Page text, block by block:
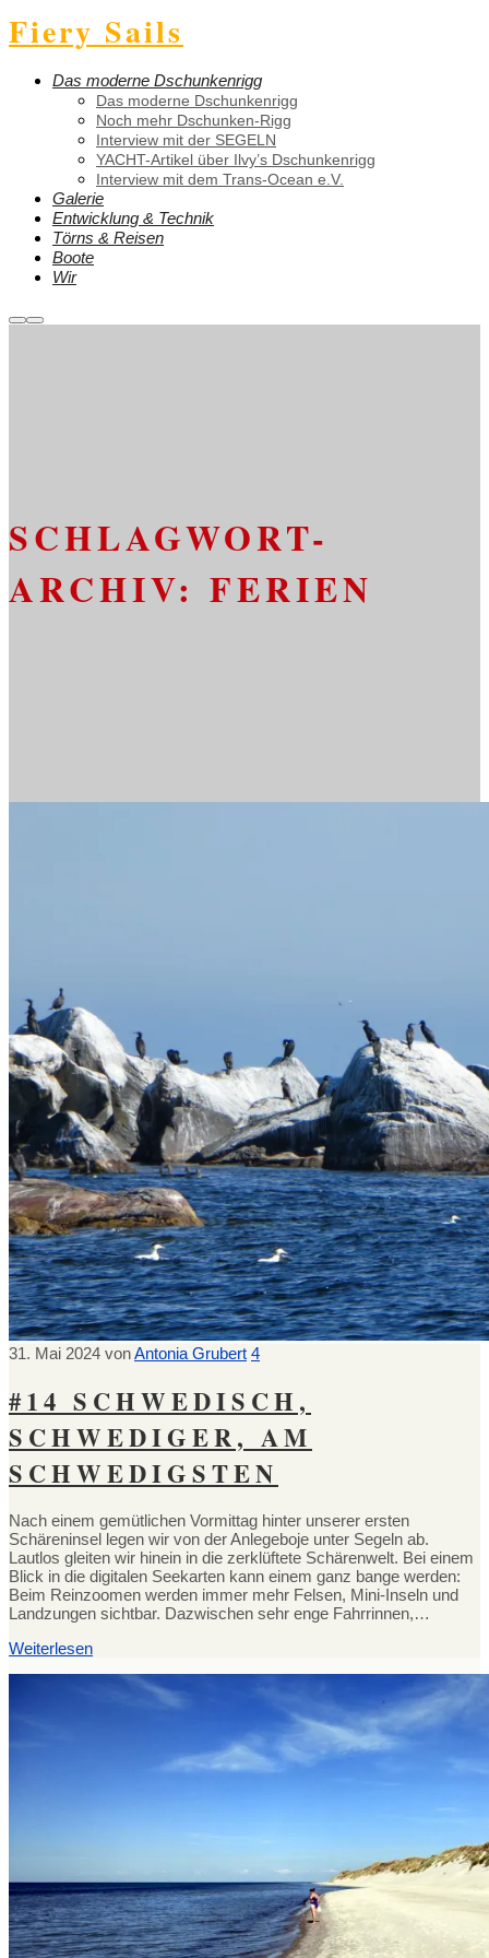
Fiery Sails
Das moderne Dschunkenrigg
Das moderne Dschunkenrigg
Noch mehr Dschunken-Rigg
Interview mit der SEGELN
YACHT-Artikel über Ilvy’s Dschunkenrigg
Interview mit dem Trans-Ocean e.V.
Galerie
Entwicklung & Technik
Törns & Reisen
Boote
Wir
Weitere
Hauptmenü
SCHLAGWORT-
ARCHIV: FERIEN
31. Mai 2024 vonAntonia Grubert 4
#14 SCHWEDISCH,
SCHWEDIGER, AM
SCHWEDIGSTEN
Nach einem gemütlichen Vormittag hinter unserer ersten
Schäreninsel legen wir von der Anlegeboje unter Segeln ab.
Lautlos gleiten wir hinein in die zerklüftete Schärenwelt. Bei einem
Blick in die digitalen Seekarten kann einem ganz bange werden:
Beim Reinzoomen werden immer mehr Felsen, Mini-Inseln und
Landzungen sichtbar. Dazwischen sehr enge Fahrrinnen,…
Weiterlesen